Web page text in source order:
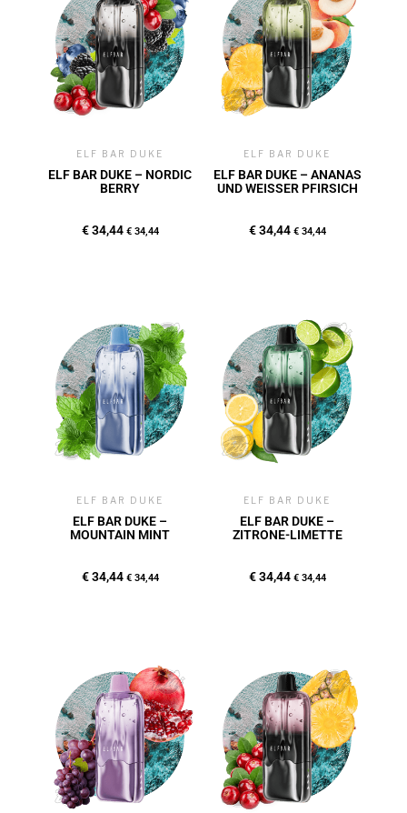
ELF BAR DUKE
ELF BAR DUKE – NORDIC
BERRY
€34,44 €34,44
ELF BAR DUKE
ELF BAR DUKE – ANANAS
UND WEISSER PFIRSICH
€34,44 €34,44
ELF BAR DUKE
ELF BAR DUKE –
MOUNTAIN MINT
€34,44 €34,44
ELF BAR DUKE
ELF BAR DUKE –
ZITRONE-LIMETTE
€34,44 €34,44